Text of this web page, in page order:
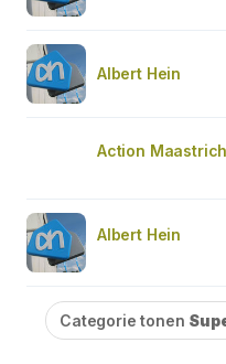
Albert Hein
Action
Albert Hein
Categorie tonen